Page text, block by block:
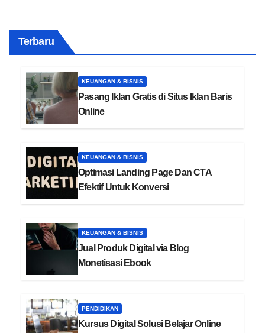
Terbaru
KEUANGAN & BISNIS
Pasang Iklan Gratis di Situs Iklan Baris
Online
KEUANGAN & BISNIS
Optimasi Landing Page Dan CTA
Efektif Untuk Konversi
KEUANGAN & BISNIS
Jual Produk Digital via Blog
Monetisasi Ebook
PENDIDIKAN
Kursus Digital Solusi Belajar Online